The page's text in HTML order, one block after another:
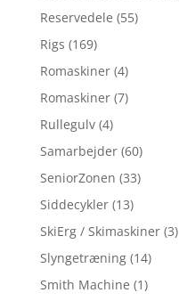
Reservedele (55)
Rigs (169)
Romaskiner (4)
Romaskiner (7)
Rullegulv (4)
Samarbejder (60)
SeniorZonen (33)
Siddecykler (13)
SkiErg / Skimaskiner (3)
Slyngetræning (14)
Smith Machine (1)